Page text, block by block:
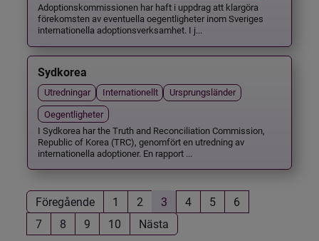
Adoptionskommissionen har haft i uppdrag att klargöra
förekomsten av eventuella oegentligheter inom Sveriges
internationella adoptionsverksamhet. I j...
Sydkorea
Utredningar Internationellt
Ursprungsländer
Oegentligheter
I Sydkorea har the Truth and Reconciliation Commission,
Republic of Korea (TRC), genomfört en utredning av
internationella adoptioner. En rapport ...
Föregående 1 2 3 4 5
6
7
8 9 10 Nästa